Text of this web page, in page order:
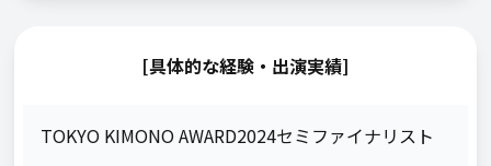
[具体的な経験・出演実績]
TOKYO KIMONO AWARD2024セミファイナリスト